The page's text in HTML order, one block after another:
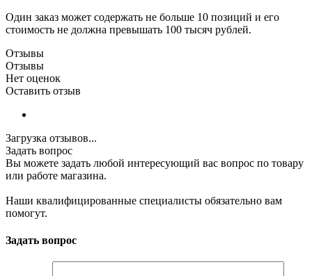
Один заказ может содержать не больше 10 позиций и его
стоимость не должна превышать 100 тысяч рублей.
Отзывы
Отзывы
Нет оценок
Оставить отзыв
Загрузка отзывов...
Задать вопрос
Вы можете задать любой интересующий вас вопрос по товару
или работе магазина.
Наши квалифицированные специалисты обязательно вам
помогут.
Задать вопрос